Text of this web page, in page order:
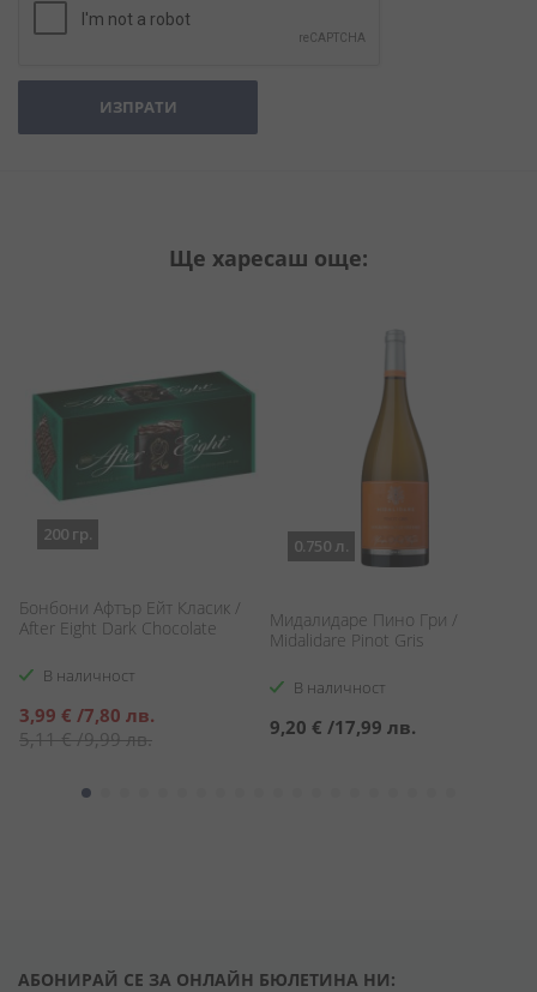
ИЗПРАТИ
Ще харесаш още:
200 гр.
Бонбони Афтър Ейт Класик /
After Eight Dark Chocolate
В наличност
Специална
цена
3,99 € /7,80 лв.
5,11 €/9,99 лв.
0.750 л.
Мидалидаре Пино Гри /
Midalidare Pinot Gris
В наличност
9,20 € /17,99 лв.
АБОНИРАЙ СЕ ЗА ОНЛАЙН БЮЛЕТИНА НИ: